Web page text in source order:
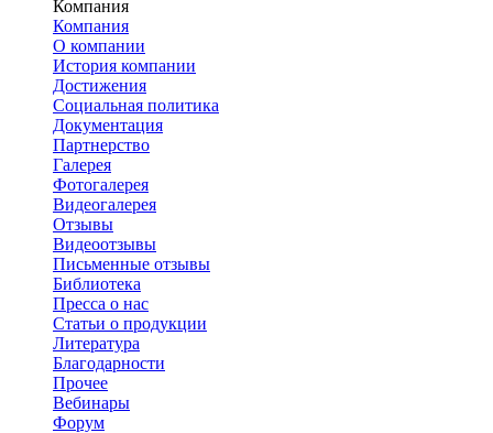
Компания
Компания
О компании
История компании
Достижения
Социальная политика
Документация
Партнерство
Галерея
Фотогалерея
Видеогалерея
Отзывы
Видеоотзывы
Письменные отзывы
Библиотека
Пресса о нас
Статьи о продукции
Литература
Благодарности
Прочее
Вебинары
Форум